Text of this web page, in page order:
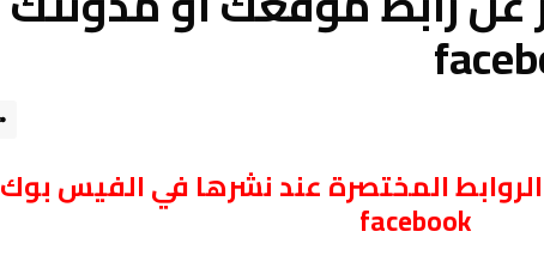
المختصرة عند نشرها في الفيس بوك
facebook